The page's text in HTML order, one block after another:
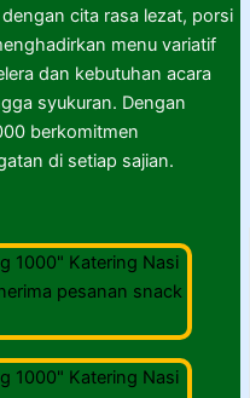
cita rasa lezat, porsi
menu variatif
dan kebutuhan acara
syukuran. Dengan
berkomitmen
di setiap sajian.